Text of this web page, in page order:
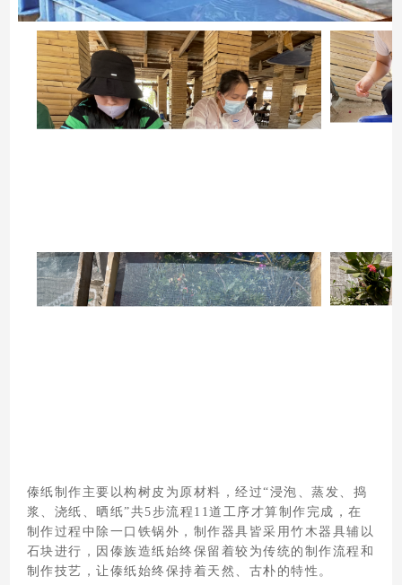
傣纸制作主要以构树皮为原材料，经过“浸泡、蒸发、捣
浆、浇纸、晒纸”共5步流程11道工序才算制作完成，在
制作过程中除一口铁锅外，制作器具皆采用竹木器具辅以
石块进行，因傣族造纸始终保留着较为传统的制作流程和
制作技艺，让傣纸始终保持着天然、古朴的特性。